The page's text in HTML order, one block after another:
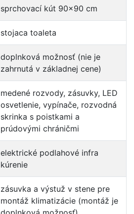
sprchovací kút 90×90 cm
stojaca toaleta
doplnková možnosť (nie je
zahrnutá v základnej cene)
medené rozvody, zásuvky, LED
osvetlenie, vypínače, rozvodná
skrinka s poistkami a
prúdovými chráničmi
elektrické podlahové infra
kúrenie
zásuvka a výstuž v stene pre
montáž klimatizácie (montáž je